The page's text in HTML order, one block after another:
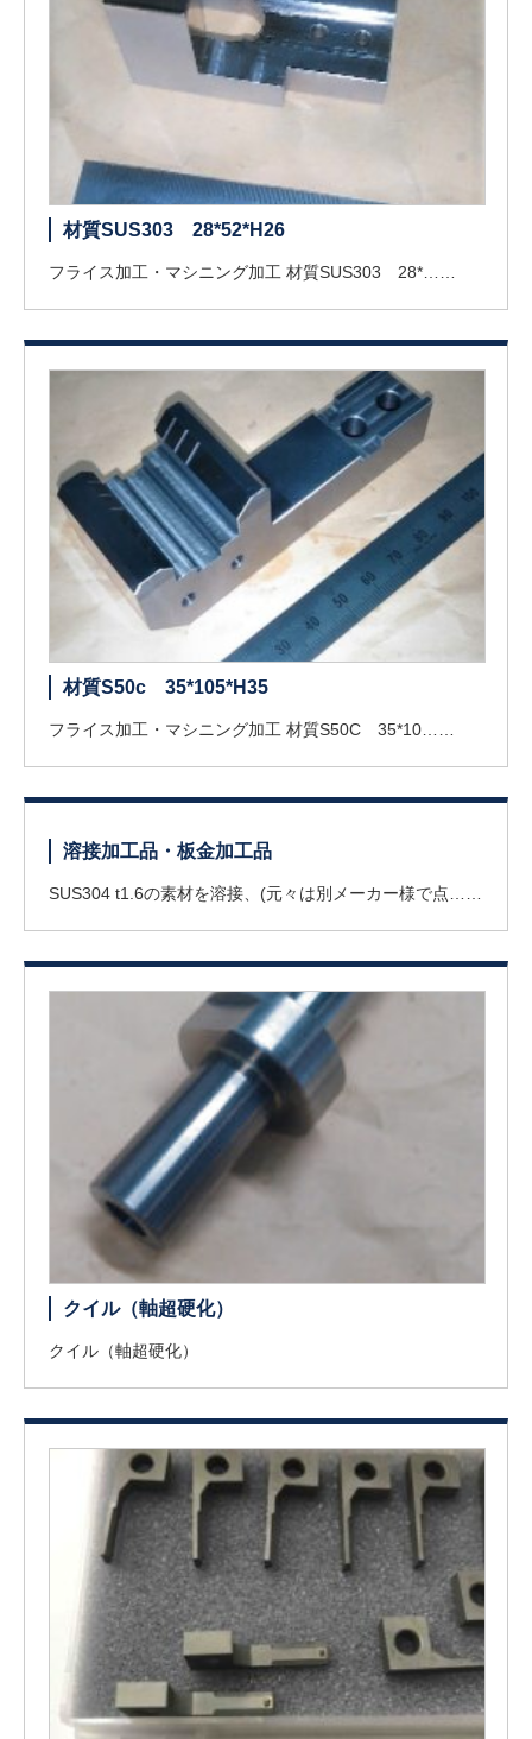
材質SUS303 28*52*H26
フライス加工・マシニング加工 材質SUS303 28*……
材質S50c 35*105*H35
フライス加工・マシニング加工 材質S50C 35*10……
溶接加工品・板金加工品
SUS304 t1.6の素材を溶接、(元々は別メーカー様で点……
クイル（軸超硬化）
クイル（軸超硬化）